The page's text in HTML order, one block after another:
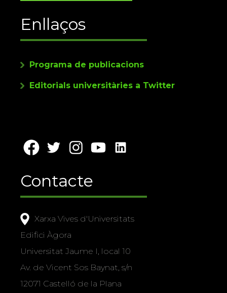
Enllaços
Programa de publicacions
Editorials universitàries a Twitter
Contacte
Xarxa Vives d'Universitats
Edifici Àgora
Universitat Jaume I, local 10
Av. de Vicent Sos Baynat, s/n
12071 Castelló de la Plana